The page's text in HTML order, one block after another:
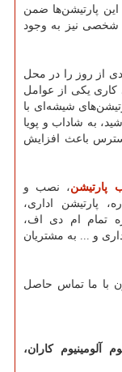
پارتیشن‌ها ضمن
شخصی نیز به وجود
از روز را در محل
کاری یکی از عوامل
شیشه‌ای با
به شاداب و پویا
باعث افزایش
پارتیشن، نصب و
پارتیشن اداری،
تمام ام دی اف،
و ... به مشتریان
با ما تماس حاصل
آلومينيوم کاران،